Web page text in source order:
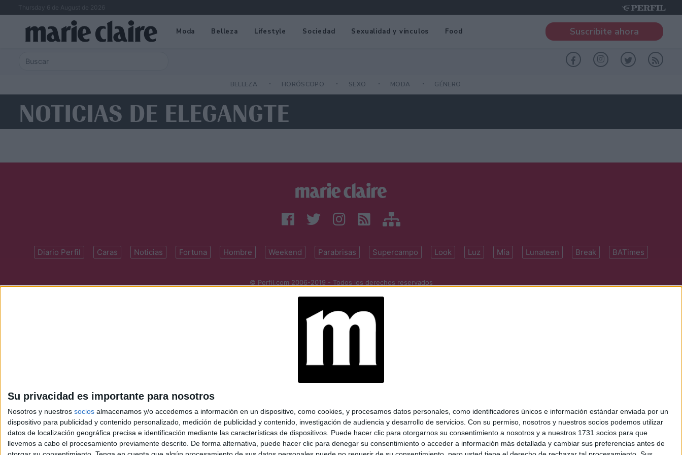
Su privacidad es importante para nosotros
Nosotros y nuestros socios almacenamos y/o accedemos a información en un dispositivo, como cookies, y procesamos datos personales, como identificadores únicos e información estándar enviada por un
dispositivo para publicidad y contenido personalizado, medición de publicidad y contenido, investigación de audiencia y desarrollo de servicios. Con su permiso, nosotros y nuestros socios podemos utilizar
datos de localización geográfica precisa e identificación mediante las características de dispositivos. Puede hacer clic para otorgarnos su consentimiento a nosotros y a nuestros 1731 socios para que
llevemos a cabo el procesamiento previamente descrito. De forma alternativa, puede hacer clic para denegar su consentimiento o acceder a información más detallada y cambiar sus preferencias antes de
Thursday 6 de August de 2026
Moda Belleza Lifestyle Sociedad Sexualidad y vínculos Food Suscribite ahora
BELLEZA HORÓSCOPO SEXO MODA GÉNERO
NOTICIAS DE ELEGANGTE
Diario Perfil Caras Noticias Fortuna Hombre Weekend Parabrisas Supercampo Look Luz Mía Lunateen Break BATimes
© Perfil.com 2006-2019 - Todos los derechos reservados
perfilcom@perfil.com| Propietario: Diario Perfil S.A.